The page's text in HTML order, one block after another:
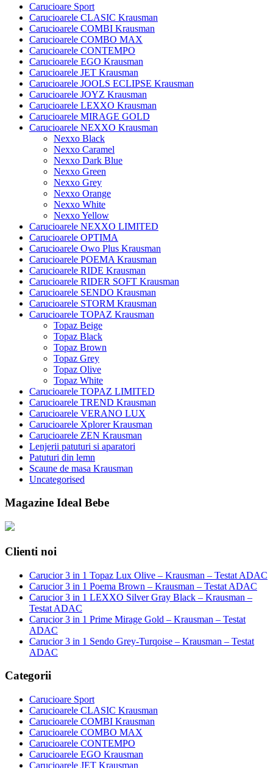
Carucioare Sport
Carucioarele CLASIC Krausman
Carucioarele COMBI Krausman
Carucioarele COMBO MAX
Carucioarele CONTEMPO
Carucioarele EGO Krausman
Carucioarele JET Krausman
Carucioarele JOOLS ECLIPSE Krausman
Carucioarele JOYZ Krausman
Carucioarele LEXXO Krausman
Carucioarele MIRAGE GOLD
Carucioarele NEXXO Krausman
Nexxo Black
Nexxo Caramel
Nexxo Dark Blue
Nexxo Green
Nexxo Grey
Nexxo Orange
Nexxo White
Nexxo Yellow
Carucioarele NEXXO LIMITED
Carucioarele OPTIMA
Carucioarele Owo Plus Krausman
Carucioarele POEMA Krausman
Carucioarele RIDE Krausman
Carucioarele RIDER SOFT Krausman
Carucioarele SENDO Krausman
Carucioarele STORM Krausman
Carucioarele TOPAZ Krausman
Topaz Beige
Topaz Black
Topaz Brown
Topaz Grey
Topaz Olive
Topaz White
Carucioarele TOPAZ LIMITED
Carucioarele TREND Krausman
Carucioarele VERANO LUX
Carucioarele Xplorer Krausman
Carucioarele ZEN Krausman
Lenjerii patuturi si aparatori
Patuturi din lemn
Scaune de masa Krausman
Uncategorised
Magazine Ideal Bebe
Clienti noi
Carucior 3 in 1 Topaz Lux Olive – Krausman – Testat ADAC
Carucior 3 in 1 Poema Brown – Krausman – Testat ADAC
Carucior 3 in 1 LEXXO Silver Gray Black – Krausman –
Testat ADAC
Carucior 3 in 1 Prime Mirage Gold – Krausman – Testat
ADAC
Carucior 3 in 1 Sendo Grey-Turqoise – Krausman – Testat
ADAC
Categorii
Carucioare Sport
Carucioarele CLASIC Krausman
Carucioarele COMBI Krausman
Carucioarele COMBO MAX
Carucioarele CONTEMPO
Carucioarele EGO Krausman
Carucioarele JET Krausman